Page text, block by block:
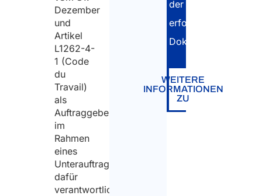
Dezember
und
Artikel
L1262-4-
1 (Code
du
Travail)
als
Auftraggeber
im
Rahmen
eines
Unterauftragsvertrags
dafür
verantwortlich
der
erforderlichen
Dokumente.
WEITERE
INFORMATIONEN
ZU